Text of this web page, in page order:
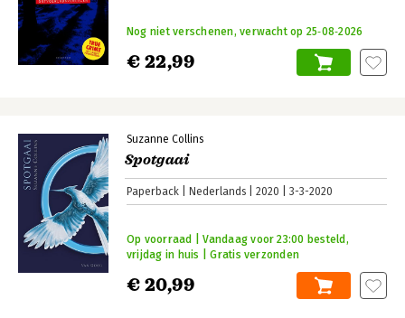
€ 22,99
Nog niet verschenen, verwacht op 25‑08‑2026
Suzanne Collins
Spotgaai
Paperback Nederlands 2020 3-3-2020
€ 20,99
Op voorraad | Vandaag voor 23:00 besteld,
vrijdag in huis | Gratis verzonden